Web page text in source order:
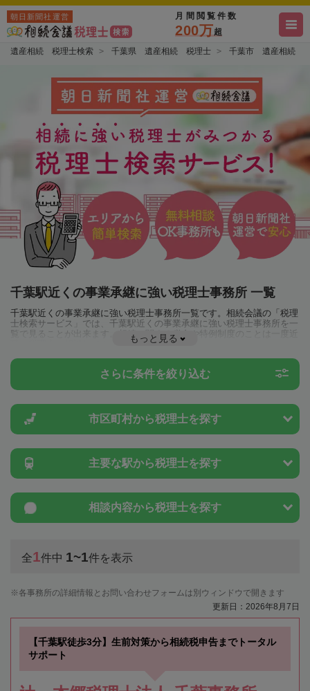
朝日新聞社運営 月間閲覧件数
200万超
遺産相続 税理士検索 千葉県 遺産相続 税理士 千葉市 遺産相続
千葉駅近くの事業承継に強い税理士事務所 一覧
千葉駅近くの事業承継に強い税理士事務所一覧です。相続会議の「税理
士検索サービス」では、千葉駅近くの事業承継に強い税理士事務所を一
覧で見ることが出来ます。相続に関する税金や特例制度のことは一度近
隣の税理士に相談してみましょう。
もっと見る
さらに条件を絞り込む
市区町村から税理士を探す
主要な駅から税理士を探す
相談内容から税理士を探す
全1件中 1~1件を表示
各事務所の詳細情報とお問い合わせフォームは別ウィンドウで開きます
更新日：2026年8月7日
【千葉駅徒歩3分】生前対策から相続税申告までトータル
サポート